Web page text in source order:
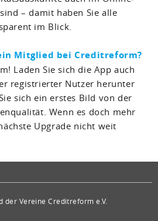
– damit haben Sie alle
im Blick.
Mitglied bei Creditreform?
Laden Sie sich die App auch
registrierter Nutzer herunter
sich ein erstes Bild von der
Wenn es doch mehr
Upgrade nicht weit
der Vereine Creditreform e.V.